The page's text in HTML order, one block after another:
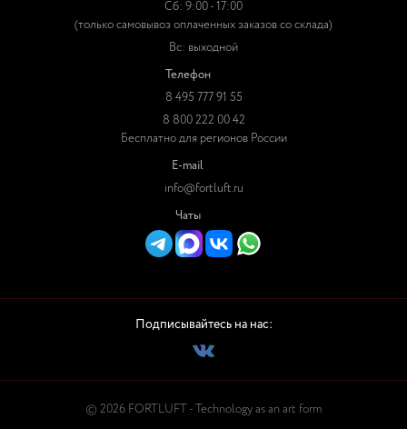
Сб: 9:00 - 17:00
(только самовывоз оплаченных заказов со склада)
Вс: выходной
Телефон
8 495 777 91 55
8 800 222 00 42
Бесплатно для регионов России
E-mail
info@fortluft.ru
Чаты
Подписывайтесь на нас:
© 2026 FORTLUFT - Technology as an art form